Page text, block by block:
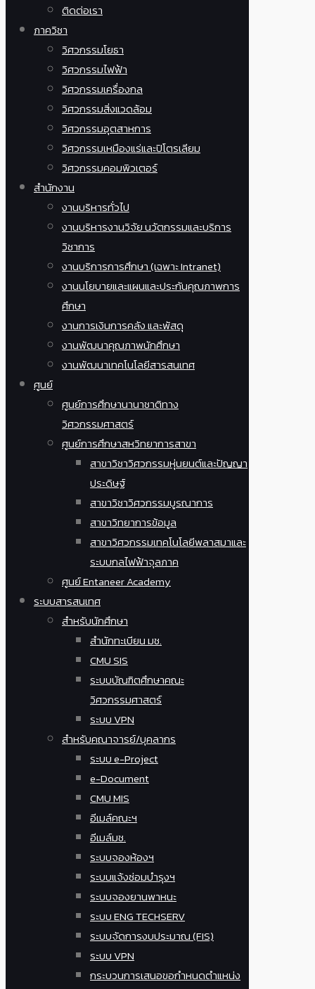
ติดต่อเรา
ภาควิชา
วิศวกรรมโยธา
วิศวกรรมไฟฟ้า
วิศวกรรมเครื่องกล
วิศวกรรมสิ่งแวดล้อม
วิศวกรรมอุตสาหการ
วิศวกรรมเหมืองแร่และปิโตรเลียม
วิศวกรรมคอมพิวเตอร์
สำนักงาน
งานบริหารทั่วไป
งานบริหารงานวิจัย นวัตกรรมและบริการ
วิชาการ
งานบริการการศึกษา (เฉพาะ Intranet)
งานนโยบายและแผนและประกันคุณภาพการ
ศึกษา
งานการเงินการคลัง และพัสดุ
งานพัฒนาคุณภาพนักศึกษา
งานพัฒนาเทคโนโลยีสารสนเทศ
ศูนย์
ศูนย์การศึกษานานาชาติทาง
วิศวกรรมศาสตร์
ศูนย์การศึกษาสหวิทยาการสาขา
สาขาวิชาวิศวกรรมหุ่นยนต์และปัญญา
ประดิษฐ์
สาขาวิชาวิศวกรรมบูรณาการ
สาขาวิทยาการข้อมูล
สาขาวิศวกรรมเทคโนโลยีพลาสมาและ
ระบบกลไฟฟ้าจุลภาค
ศูนย์ Entaneer Academy
ระบบสารสนเทศ
สำหรับนักศึกษา
สำนักทะเบียน มช.
CMU SIS
ระบบบัณฑิตศึกษาคณะ
วิศวกรรมศาสตร์
ระบบ VPN
สำหรับคณาจารย์/บุคลากร
ระบบ e-Project
e-Document
CMU MIS
อีเมล์คณะฯ
อีเมล์มช.
ระบบจองห้องฯ
ระบบแจ้งซ่อมบำรุงฯ
ระบบจองยานพาหนะ
ระบบ ENG TECHSERV
ระบบจัดการงบประมาณ (FIS)
ระบบ VPN
กระบวนการเสนอขอกำหนดตำแหน่ง